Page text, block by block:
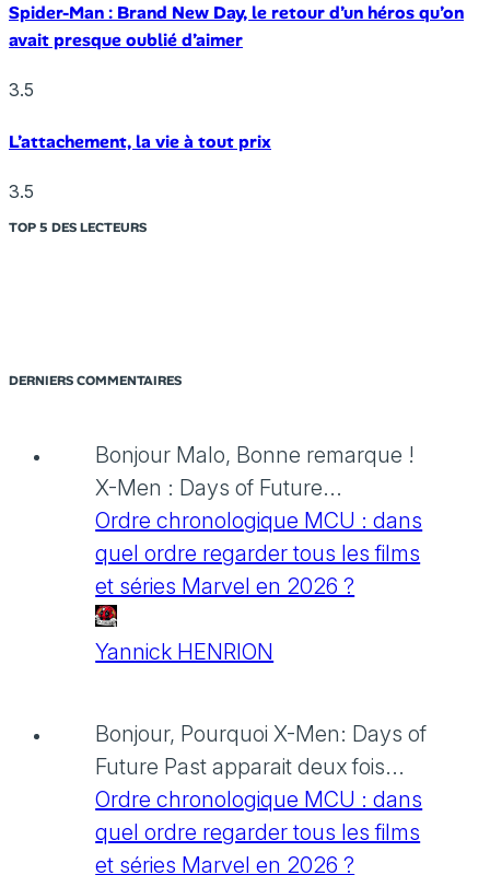
Spider-Man : Brand New Day, le retour d’un héros qu’on
avait presque oublié d’aimer
3.5
L’attachement, la vie à tout prix
3.5
TOP 5 DES LECTEURS
DERNIERS COMMENTAIRES
Bonjour Malo, Bonne remarque !
X-Men : Days of Future...
Ordre chronologique MCU : dans
quel ordre regarder tous les films
et séries Marvel en 2026 ?
Yannick HENRION
Bonjour, Pourquoi X-Men: Days of
Future Past apparait deux fois...
Ordre chronologique MCU : dans
quel ordre regarder tous les films
et séries Marvel en 2026 ?